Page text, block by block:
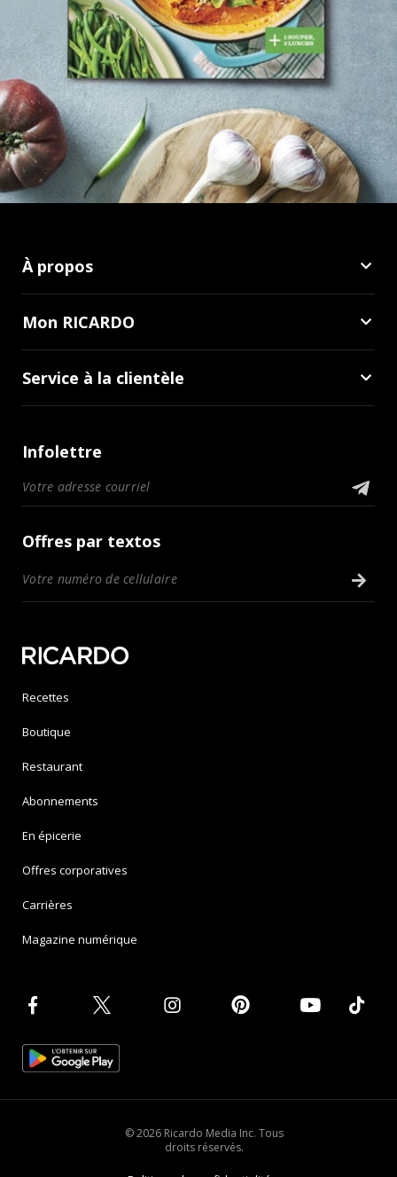
À propos
Mon RICARDO
Service à la clientèle
Infolettre
Offres par textos
Recettes
Boutique
Restaurant
Abonnements
En épicerie
Offres corporatives
Carrières
Magazine numérique
© 2026 Ricardo Media Inc. Tous
droits réservés.